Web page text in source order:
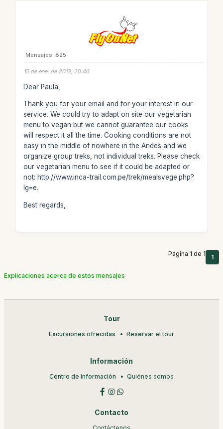
Mensajes: 825
15 de ene. de 2013, 20:46
Dear Paula,
Thank you for your email and for your interest in our
service. We could try to adapt on site our vegetarian
menu to vegan but we cannot guarantee our cooks
will respect it all the time. Cooking conditions are not
easy in the middle of nowhere in the Andes and we
organize group treks, not individual treks. Please check
our vegetarian menu to see if it could be adapted or
not: http://www.inca-trail.com.pe/trek/mealsvege.php?
lg=e.
Best regards,
Página 1 de 1 1
Explicaciones acerca de estos mensajes
Tour
Excursiones ofrecidas Reservar el tour
Información
Centro de información Quiénes somos
Contacto
Contáctenos